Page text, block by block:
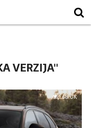
VERZIJA"
68.0K